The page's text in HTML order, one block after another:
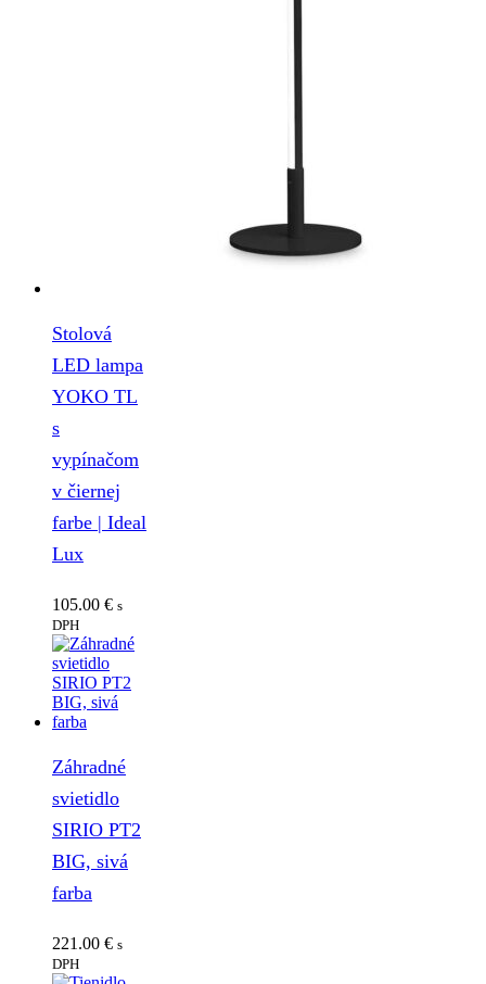
Stolová
LED lampa
YOKO TL
s
vypínačom
v čiernej
farbe | Ideal
Lux
105.00 € s
DPH
Záhradné
svietidlo
SIRIO PT2
BIG, sivá
farba
221.00 € s
DPH